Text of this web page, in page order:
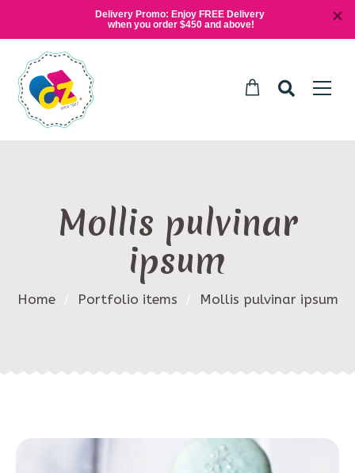
Mollis pulvinar
ipsum
Home Portfolio items Mollis pulvinar ipsum
Delivery Promo: Enjoy FREE Delivery
when you order $450 and above!